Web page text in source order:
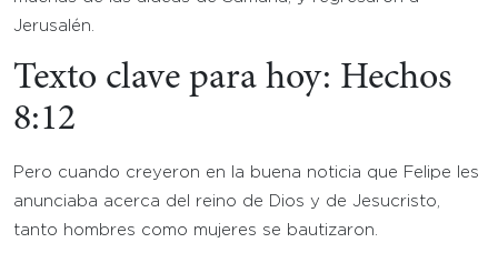
Jerusalén.
Texto clave para hoy: Hechos
8:12
Pero cuando creyeron en la buena noticia que Felipe les
anunciaba acerca del reino de Dios y de Jesucristo,
tanto hombres como mujeres se bautizaron.